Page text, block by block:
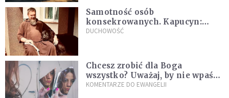
Samotność osób
konsekrowanych. Kapucyn:
Życie w pojedynkę rzadko jest
DUCHOWOŚĆ
Chcesz zrobić dla Boga
wszystko? Uważaj, by nie wpaść
w groźną pułapkę
KOMENTARZE DO EWANGELII